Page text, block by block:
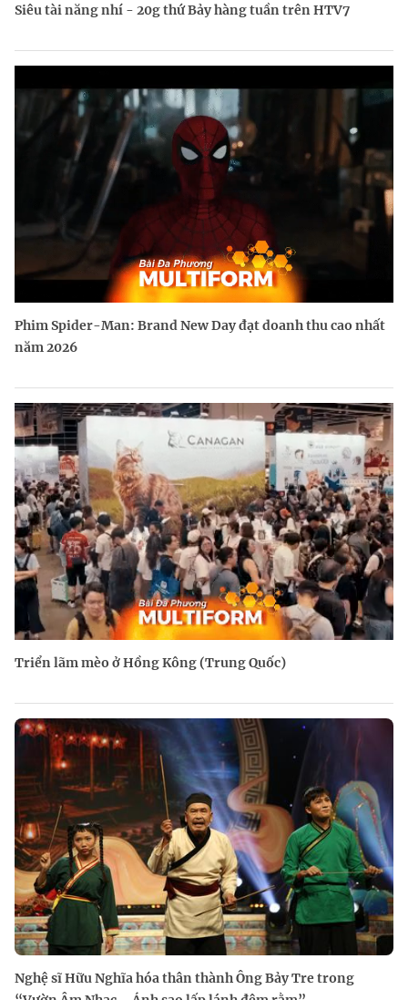
Siêu tài năng nhí - 20g thứ Bảy hàng tuần trên HTV7
Phim Spider-Man: Brand New Day đạt doanh thu cao nhất
năm 2026
Triển lãm mèo ở Hồng Kông (Trung Quốc)
Nghệ sĩ Hữu Nghĩa hóa thân thành Ông Bảy Tre trong